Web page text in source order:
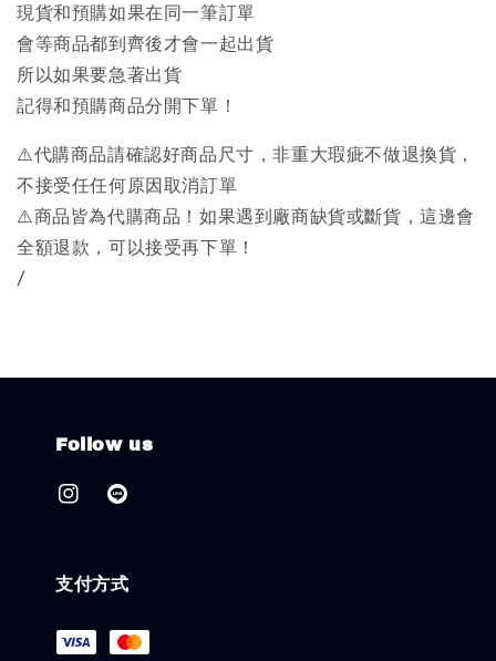
現貨和預購如果在同一筆訂單
會等商品都到齊後才會一起出貨
所以如果要急著出貨
記得和預購商品分開下單！
⚠️代購商品請確認好商品尺寸，非重大瑕疵不做退換貨，
不接受任任何原因取消訂單
⚠️商品皆為代購商品！如果遇到廠商缺貨或斷貨，這邊會
全額退款，可以接受再下單！
/
Follow us
支付方式